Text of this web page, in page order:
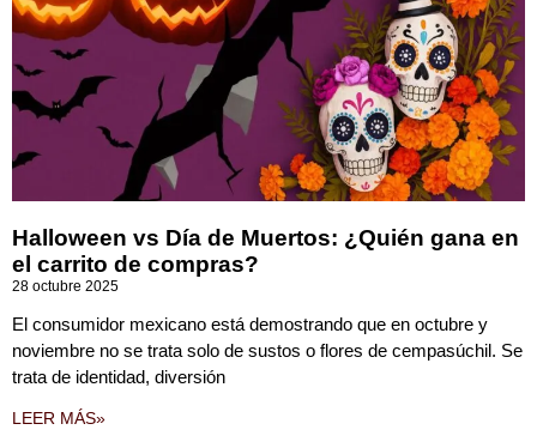
Halloween vs Día de Muertos: ¿Quién gana en
el carrito de compras?
28 octubre 2025
El consumidor mexicano está demostrando que en octubre y
noviembre no se trata solo de sustos o flores de cempasúchil. Se
trata de identidad, diversión
LEER MÁS»